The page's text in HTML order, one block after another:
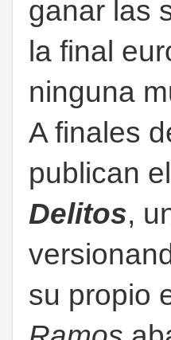
ganar las
la final
ninguna
A finales
publican
Delitos,
su propio